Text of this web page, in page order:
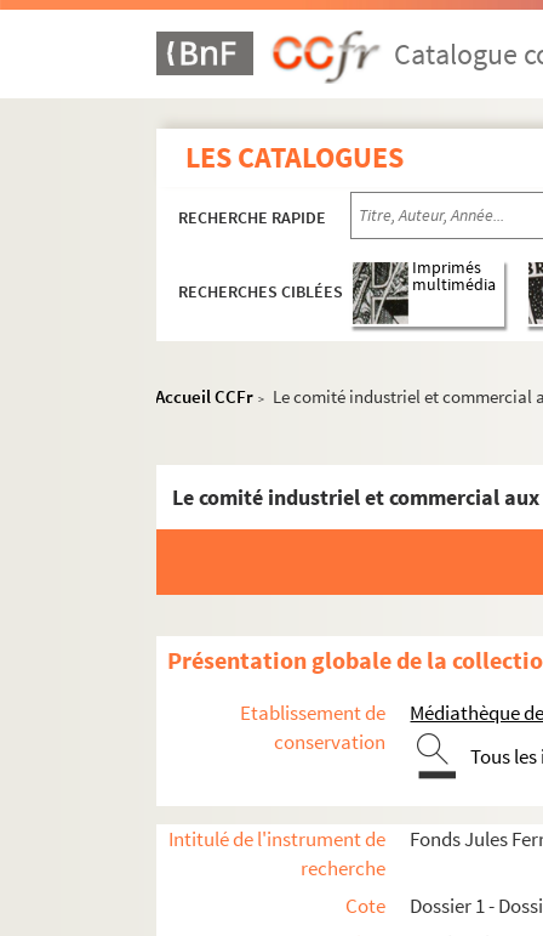
Catalogue
LES CATALOGUES
RECHERCHE RAPIDE
RECHERCHES CIBLÉES
Imprimés
multimédia
Accueil CCFr > Le comité industriel et commercial
Le comité industriel et commercial
Présentation globale de la
Etablissement de
conservation
Médiathèque
Tous
Intitulé de l'instrument de
recherche
Fonds Jules
Cote
Dossier 1 -
Dossier 2. Don Joseph Magnin
A. Élections au conseil général 1863-
Bulletin de vote pour J. Magnin
Elections au corps législatif de
Affiche électorale de J. Magnin
Elections au corps législatif,